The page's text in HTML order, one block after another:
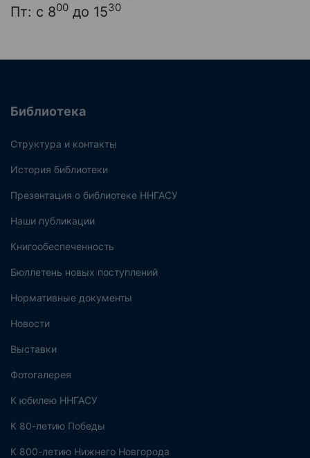
Пт: с 800 до 1530
Библиотека
Структура и контакты
История библиотеки
Презентация о библиотеке ННГАСУ
Наши публикации
Книгообеспеченность
Бюллетень новых поступлений
Нормативные документы
Новости
Выставки
Фотогалерея
К юбилею ННГАСУ
К 80-летию Победы
К 800-летию Нижнего Новгорода